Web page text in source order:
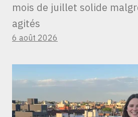
mois de juillet solide
agités
6 août 2026